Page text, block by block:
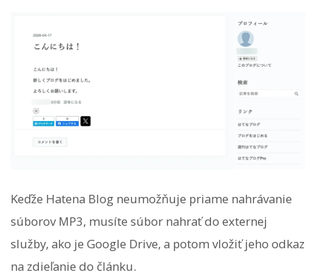
Keďže Hatena Blog neumožňuje priame nahrávanie
súborov MP3, musíte súbor nahrať do externej
služby, ako je Google Drive, a potom vložiť jeho odkaz
na zdieľanie do článku.